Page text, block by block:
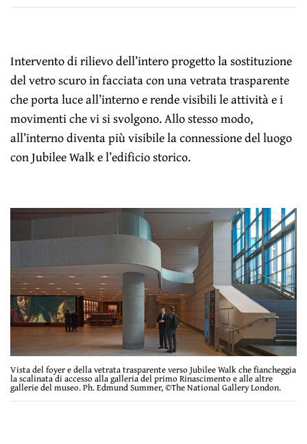
Intervento di rilievo dell’intero progetto la sostituzione
del vetro scuro in facciata con una vetrata trasparente
che porta luce all’interno e rende visibili le attività e i
movimenti che vi si svolgono. Allo stesso modo,
all’interno diventa più visibile la connessione del luogo
con Jubilee Walk e l’edificio storico.
Vista del foyer e della vetrata trasparente verso Jubilee Walk che fiancheggia
la scalinata di accesso alla galleria del primo Rinascimento e alle altre
gallerie del museo. Ph. Edmund Summer, ©The National Gallery London.